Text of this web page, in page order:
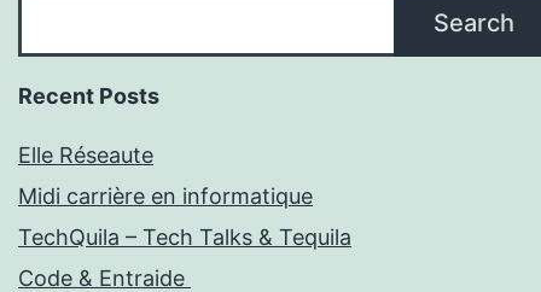
Search
Recent Posts
Elle Réseaute
Midi carrière en informatique
TechQuila – Tech Talks & Tequila
Code & Entraide